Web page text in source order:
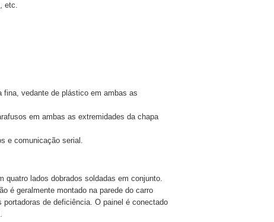
etc.
fina, vedante de plástico em ambas as
em ambas as extremidades da chapa
e comunicação serial.
quatro lados dobrados soldadas em conjunto.
é geralmente montado na parede do carro
de deficiência. O painel é conectado